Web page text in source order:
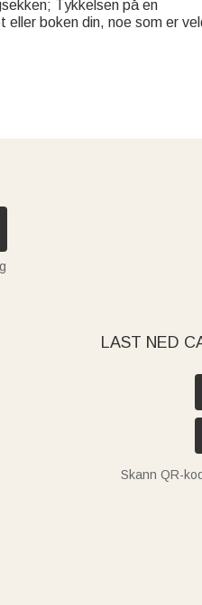
Tykkelsen på en
eller boken din, noe som er
LAST NED
Skann QR-